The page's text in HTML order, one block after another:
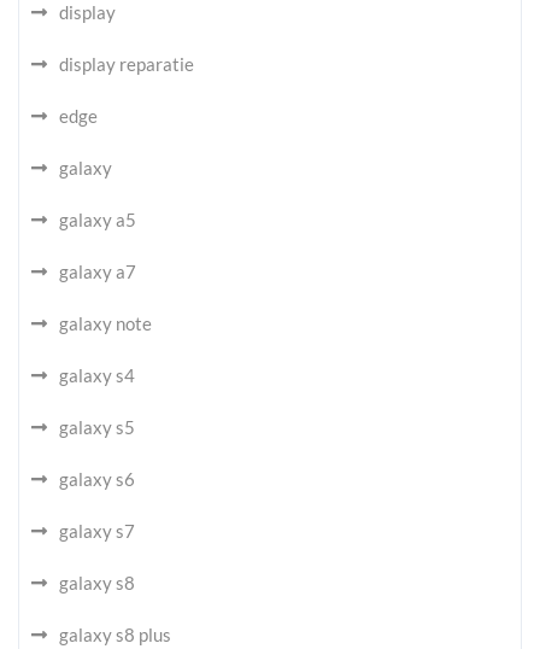
display
display reparatie
edge
galaxy
galaxy a5
galaxy a7
galaxy note
galaxy s4
galaxy s5
galaxy s6
galaxy s7
galaxy s8
galaxy s8 plus